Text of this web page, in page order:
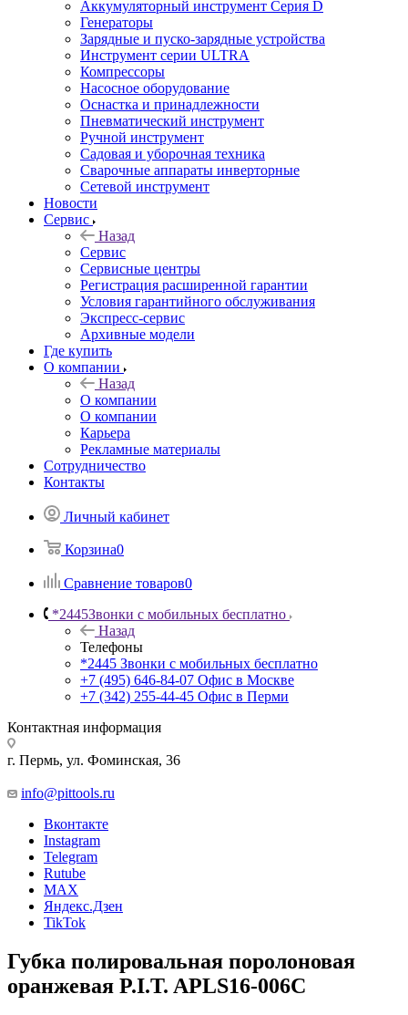
Аккумуляторный инструмент Серия D
Генераторы
Зарядные и пуско-зарядные устройства
Инструмент серии ULTRA
Компрессоры
Насосное оборудование
Оснастка и принадлежности
Пневматический инструмент
Ручной инструмент
Садовая и уборочная техника
Сварочные аппараты инверторные
Сетевой инструмент
Новости
Сервис
Назад
Сервис
Сервисные центры
Регистрация расширенной гарантии
Условия гарантийного обслуживания
Экспресс-сервис
Архивные модели
Где купить
О компании
Назад
О компании
О компании
Карьера
Рекламные материалы
Сотрудничество
Контакты
Личный кабинет
Корзина0
Сравнение товаров0
*2445Звонки с мобильных бесплатно
Назад
Телефоны
*2445 Звонки с мобильных бесплатно
+7 (495) 646-84-07 Офис в Москве
+7 (342) 255-44-45 Офис в Перми
Контактная информация
г. Пермь, ул. Фоминская, 36
info@pittools.ru
Вконтакте
Instagram
Telegram
Rutube
MAX
Яндекс.Дзен
TikTok
Губка полировальная поролоновая
оранжевая P.I.T. APLS16-006C